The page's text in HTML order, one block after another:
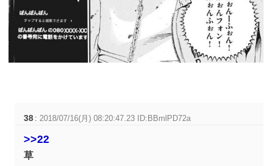
38 : 2018/07/16(月) 08:20:47.23 ID:BBmlPD72a
>>22
草